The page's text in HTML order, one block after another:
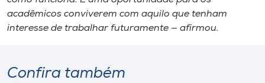
acadêmicos conviverem com aquilo que tenham
interesse de trabalhar futuramente — afirmou.
Confira também